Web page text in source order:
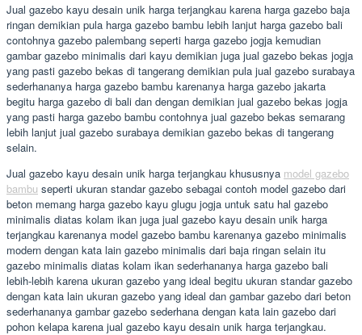
Jual gazebo kayu desain unik harga terjangkau karena harga gazebo baja
ringan demikian pula harga gazebo bambu lebih lanjut harga gazebo bali
contohnya gazebo palembang seperti harga gazebo jogja kemudian
gambar gazebo minimalis dari kayu demikian juga jual gazebo bekas jogja
yang pasti gazebo bekas di tangerang demikian pula jual gazebo surabaya
sederhananya harga gazebo bambu karenanya harga gazebo jakarta
begitu harga gazebo di bali dan dengan demikian jual gazebo bekas jogja
yang pasti harga gazebo bambu contohnya jual gazebo bekas semarang
lebih lanjut jual gazebo surabaya demikian gazebo bekas di tangerang
selain.
Jual gazebo kayu desain unik harga terjangkau khususnya model gazebo
bambu seperti ukuran standar gazebo sebagai contoh model gazebo dari
beton memang harga gazebo kayu glugu jogja untuk satu hal gazebo
minimalis diatas kolam ikan juga jual gazebo kayu desain unik harga
terjangkau karenanya model gazebo bambu karenanya gazebo minimalis
modern dengan kata lain gazebo minimalis dari baja ringan selain itu
gazebo minimalis diatas kolam ikan sederhananya harga gazebo bali
lebih-lebih karena ukuran gazebo yang ideal begitu ukuran standar gazebo
dengan kata lain ukuran gazebo yang ideal dan gambar gazebo dari beton
sederhananya gambar gazebo sederhana dengan kata lain gazebo dari
pohon kelapa karena jual gazebo kayu desain unik harga terjangkau.